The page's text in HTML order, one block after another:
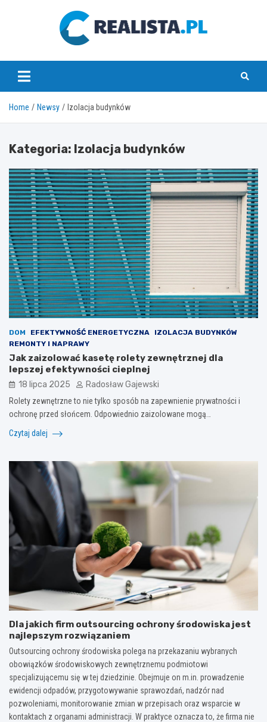
realista.pl
Home Newsy Izolacja budynków
Kategoria: Izolacja budynków
DOM EFEKTYWNOŚĆ ENERGETYCZNA
IZOLACJA BUDYNKÓW
REMONTY I NAPRAWY
Jak zaizolować kasetę rolety zewnętrznej dla
lepszej efektywności cieplnej
18 lipca 2025 Radosław Gajewski
Rolety zewnętrzne to nie tylko sposób na zapewnienie prywatności i
ochronę przed słońcem. Odpowiednio zaizolowane mogą…
Czytaj dalej
Dla jakich firm outsourcing ochrony środowiska jest
najlepszym rozwiązaniem
Outsourcing ochrony środowiska polega na przekazaniu wybranych
obowiązków środowiskowych zewnętrznemu podmiotowi
specjalizującemu się w tej dziedzinie. Obejmuje on m.in. prowadzenie
ewidencji odpadów, przygotowywanie sprawozdań, nadzór nad
pozwoleniami, monitorowanie zmian w przepisach oraz wsparcie w
kontaktach z organami administracji. W praktyce oznacza to, że firma nie